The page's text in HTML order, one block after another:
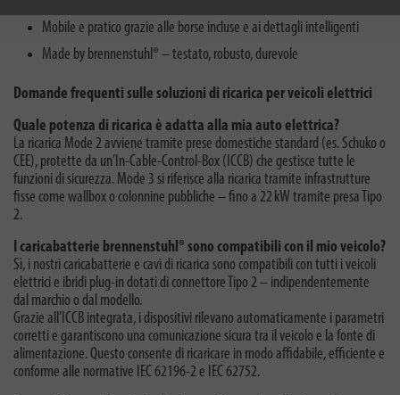
Mobile e pratico grazie alle borse incluse e ai dettagli intelligenti
Made by brennenstuhl® – testato, robusto, durevole
Domande frequenti sulle soluzioni di ricarica per veicoli elettrici
Quale potenza di ricarica è adatta alla mia auto elettrica?
La ricarica Mode 2 avviene tramite prese domestiche standard (es. Schuko o
CEE), protette da un’In-Cable-Control-Box (ICCB) che gestisce tutte le
funzioni di sicurezza. Mode 3 si riferisce alla ricarica tramite infrastrutture
fisse come wallbox o colonnine pubbliche – fino a 22 kW tramite presa Tipo
2.
I caricabatterie brennenstuhl® sono compatibili con il mio veicolo?
Sì, i nostri caricabatterie e cavi di ricarica sono compatibili con tutti i veicoli
elettrici e ibridi plug-in dotati di connettore Tipo 2 – indipendentemente
dal marchio o dal modello.
Grazie all’ICCB integrata, i dispositivi rilevano automaticamente i parametri
corretti e garantiscono una comunicazione sicura tra il veicolo e la fonte di
alimentazione. Questo consente di ricaricare in modo affidabile, efficiente e
conforme alle normative IEC 62196-2 e IEC 62752.